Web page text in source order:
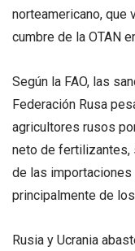
norteamericano, que
cumbre de la OTAN
Según la FAO, las
Federación Rusa
agricultores rusos
neto de fertilizantes,
de las
principalmente de
Rusia y Ucrania